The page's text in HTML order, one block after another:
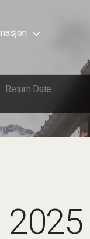
2025